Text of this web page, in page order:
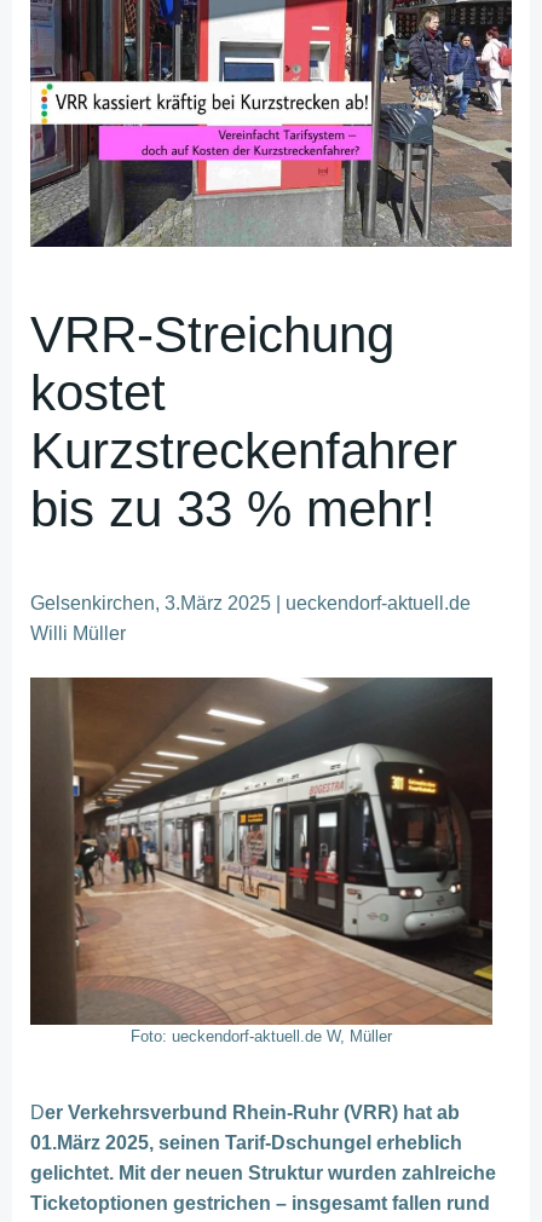
VRR-Streichung
kostet
Kurzstreckenfahrer
bis zu 33 % mehr!
Gelsenkirchen, 3.März 2025 | ueckendorf-aktuell.de
Willi Müller
Foto: ueckendorf-aktuell.de W, Müller
Der Verkehrsverbund Rhein-Ruhr (VRR) hat ab
01.März 2025, seinen Tarif-Dschungel erheblich
gelichtet. Mit der neuen Struktur wurden zahlreiche
Ticketoptionen gestrichen – insgesamt fallen rund